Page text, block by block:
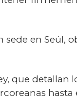
sede en Seúl,
que detallan
hasta